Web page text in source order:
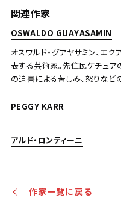
関連作家
OSWALDO GUAYASAMIN
オスワルド・グアヤサミン、エ
表する芸術家。先住民ケチュア
の迫害による苦しみ、怒りな
刻が多く見られる。
PEGGY KARR
アルド・ロンティーニ
作家一覧に戻る